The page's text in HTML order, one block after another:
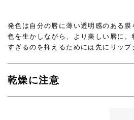
発色は自分の唇に薄い透明感のある
色を生かしながら、より美しい唇に
すぎるのを抑えるためには先にリッ
乾燥に注意